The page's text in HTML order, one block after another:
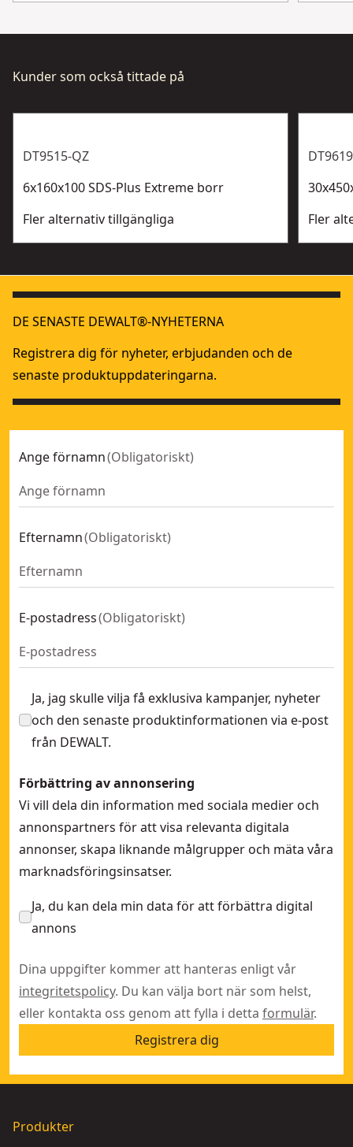
Kunder som också tittade på
DT9515-QZ
6x160x100 SDS-Plus Extreme borr
Fler alternativ tillgängliga
Fler
DE SENASTE DEWALT®-NYHETERNA
Registrera dig för nyheter, erbjudanden och de
senaste produktuppdateringarna.
Ange förnamn(Obligatoriskt)
Efternamn(Obligatoriskt)
E-postadress(Obligatoriskt)
Ja, jag skulle vilja få exklusiva kampanjer, nyheter
och den senaste produktinformationen via e-post
från DEWALT.
Förbättring av annonsering
Vi vill dela din information med sociala medier och
annonspartners för att visa relevanta digitala
annonser, skapa liknande målgrupper och mäta våra
marknadsföringsinsatser.
Ja, du kan dela min data för att förbättra digital
annons
Dina uppgifter kommer att hanteras enligt vår
integritetspolicy. Du kan välja bort när som helst,
eller kontakta oss genom att fylla i detta formulär.
Registrera dig
Produkter